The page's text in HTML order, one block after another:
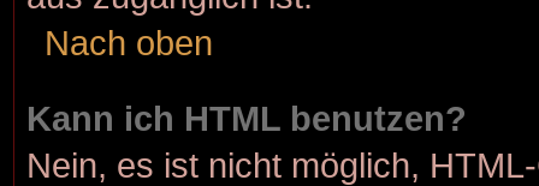
Nach oben
Kann ich HTML benutzen?
Nein, es ist nicht möglich,